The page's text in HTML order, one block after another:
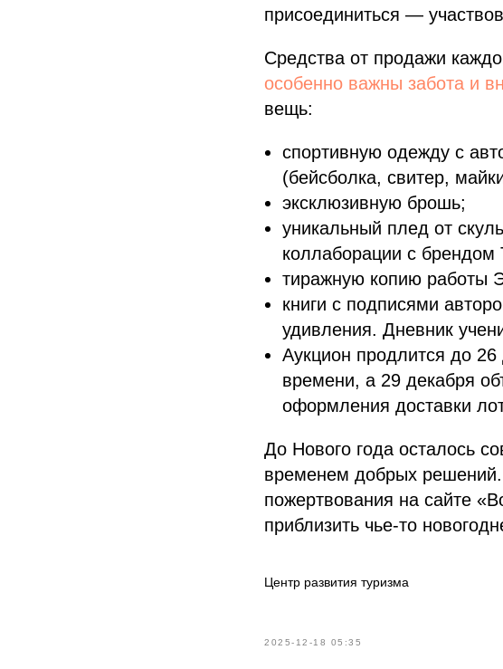
присоединиться —
Средства от продажи
особенно важны забота и
вещь:
спортивную одежду с
(бейсболка, свитер,
эксклюзивную брошь;
уникальный плед от
коллаборации с брендом
тиражную копию работы
книги с подписями
удивления. Дневник
Аукцион продлится до 26
времени, а 29 декабря
оформления доставки
До Нового года осталось
временем добрых
пожертвования на сайте
приблизить чье-то
Центр развития туризма
2025-12-18 05:35